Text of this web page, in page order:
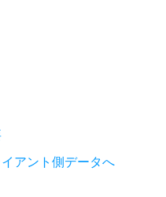
アント側データへ